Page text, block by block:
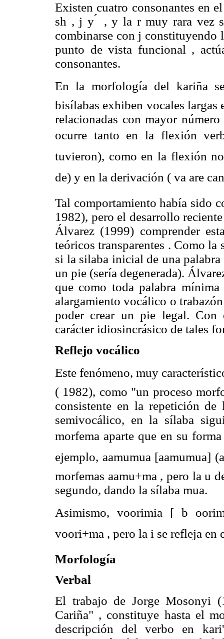
Existen cuatro consonantes en
sh , j y ́ , y la r muy rara vez
combinarse con j constituyendo
punto de vista funcional ,
consonantes.
En la morfología del kariña
bisílabas exhiben vocales largas
relacionadas con mayor
ocurre tanto en la flexión
tuvieron), como en la flexión
de) y en la derivación ( va are
Tal comportamiento había sido
1982), pero el desarrollo
Álvarez (1999) comprender
teóricos transparentes . Como la
si la silaba inicial de una
un pie (sería degenerada).
que como toda palabra
alargamiento vocálico o
poder crear un pie legal. Con
carácter idiosincrásico de tales
Reflejo vocálico
Este fenómeno, muy
( 1982), como "un proceso
consistente en la repetición
semivocálico, en la sílaba
morfema aparte que en su
ejemplo, aamumua [aamumua]
morfemas aamu+ma , pero la u
segundo, dando la sílaba mua.
Asimismo, voorimia [ b
voori+ma , pero la i se refleja en
Morfología
Verbal
El trabajo de Jorge Mosonyi
Cariña" , constituye hasta el
descripción del verbo en